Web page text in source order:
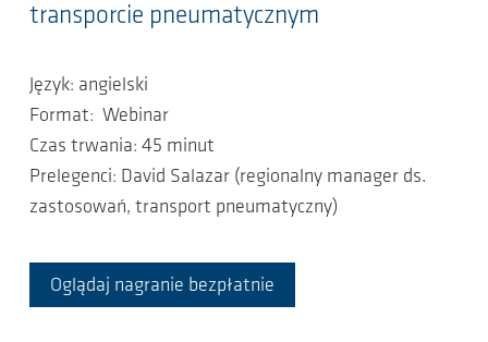
transporcie pneumatycznym
Język: angielski
Format: Webinar
Czas trwania: 45 minut
Prelegenci: David Salazar (regionalny manager ds.
zastosowań, transport pneumatyczny)
Oglądaj nagranie bezpłatnie